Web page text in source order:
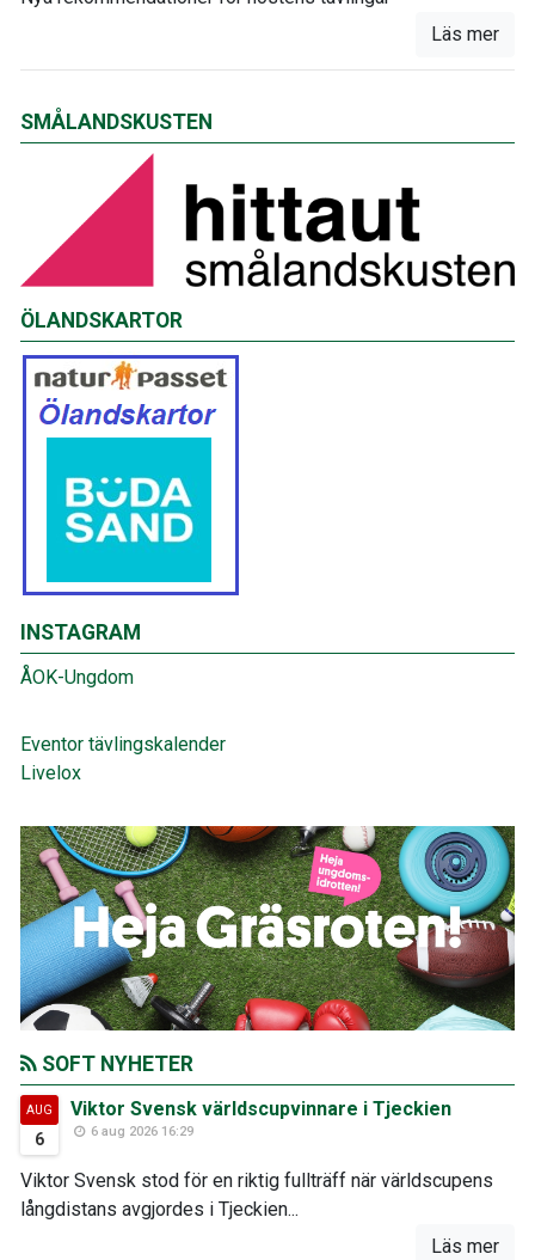
Läs mer
SMÅLANDSKUSTEN
ÖLANDSKARTOR
INSTAGRAM
ÅOK-Ungdom
Eventor tävlingskalender
Livelox
SOFT NYHETER
AUG
6
Viktor Svensk världscupvinnare i Tjeckien
6 aug 2026 16:29
Viktor Svensk stod för en riktig fullträff när världscupens
långdistans avgjordes i Tjeckien...
Läs mer